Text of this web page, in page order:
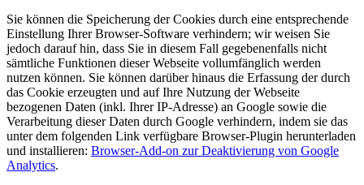
Sie können die Speicherung der Cookies durch eine entsprechende
Einstellung Ihrer Browser-Software verhindern; wir weisen Sie
jedoch darauf hin, dass Sie in diesem Fall gegebenenfalls nicht
sämtliche Funktionen dieser Webseite vollumfänglich werden
nutzen können. Sie können darüber hinaus die Erfassung der durch
das Cookie erzeugten und auf Ihre Nutzung der Webseite
bezogenen Daten (inkl. Ihrer IP-Adresse) an Google sowie die
Verarbeitung dieser Daten durch Google verhindern, indem sie das
unter dem folgenden Link verfügbare Browser-Plugin herunterladen
und installieren: Browser-Add-on zur Deaktivierung von Google
Analytics.